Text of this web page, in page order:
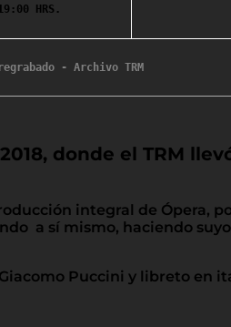
HRS.
donde el TRM
integral de Ópera,
a sí mismo, haciendo
Puccini y libreto en